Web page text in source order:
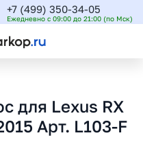
+7 (499) 350-34-05
Ежедневно с 09:00 до 21:00 (по Мск)
для Lexus RX
Арт. L103-F